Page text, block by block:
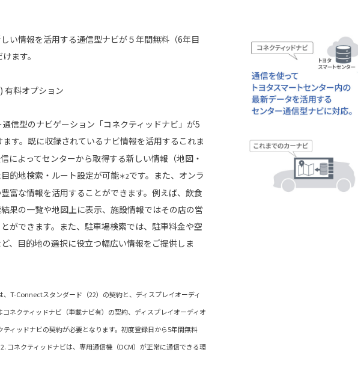
い情報を活用する通信型ナビが５年間無料（6年目
ます。
有料オプション
信型のナビゲーション「コネクティッドナビ」が5
す。既に収録されているナビ情報を活用するこれま
によってセンターから取得する新しい情報（地図・
的地検索・ルート設定が可能＊2です。また、オンラ
富な情報を活用することができます。例えば、飲食
果の一覧や地図上に表示、施設情報ではその店の営
ができます。また、駐車場検索では、駐車料金や空
、目的地の選択に役立つ幅広い情報をご提供しま
、T-Connectスタンダード（22）の契約と、ディスプレイオーディ
ネクティッドナビ（車載ナビ有）の契約、ディスプレイオーディオ
ティッドナビの契約が必要となります。初度登録日から5年間無料
コネクティッドナビは、専用通信機（DCM）が正常に通信できる環